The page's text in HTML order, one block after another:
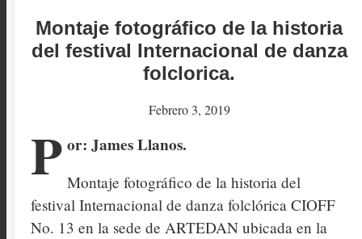
Montaje fotográfico de la historia
del festival Internacional de danza
folclorica.
Febrero 3, 2019
P or: James Llanos.
Montaje fotográfico de la historia del
festival Internacional de danza folclórica CIOFF
No. 13 en la sede de ARTEDAN ubicada en la